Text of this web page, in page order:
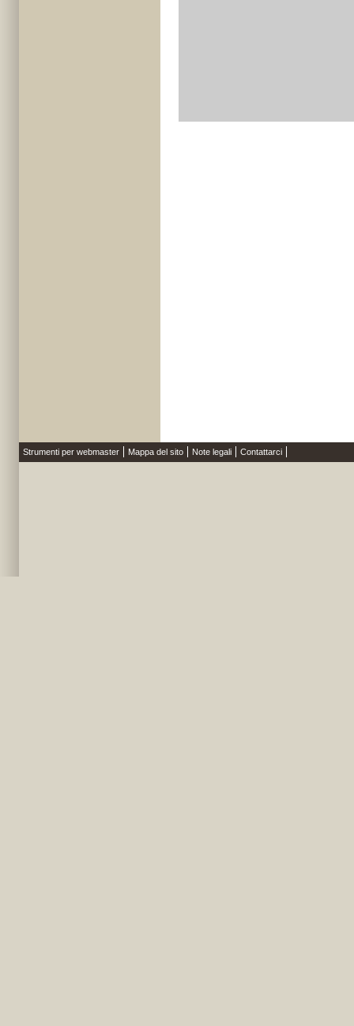
Strumenti per webmaster Mappa del sito Note legali Contattarci